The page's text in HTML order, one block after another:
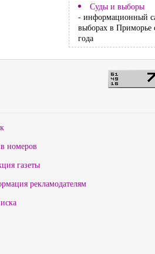
Суды и выборы
- информационный
выборах в Приморье
года
номеров
газеты
рекламодателям